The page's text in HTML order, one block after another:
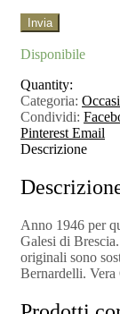
Disponibile
Quantity:
Categoria:
Condividi:
Pinterest Email
Descrizione
Anno 1946 per
Galesi di
originali sono
Bernardelli. Vera